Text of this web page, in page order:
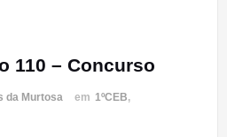
110 – Concurso
da Murtosa em 1ºCEB,